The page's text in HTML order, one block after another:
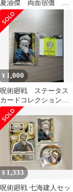
夏油傑 両面宿儺 漏
瑚セット
¥ 1,000
呪術廻戦 ステータス
カードコレクション
アクリルタグ 七海建
人
¥1,333
呪術廻戦 七海建人セッ